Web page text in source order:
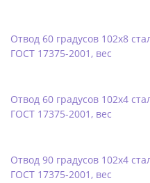
Отвод 60 градусов 102х8
ГОСТ 17375-2001, вес
Отвод 60 градусов 102х4
ГОСТ 17375-2001, вес
Отвод 90 градусов 102х4
ГОСТ 17375-2001, вес